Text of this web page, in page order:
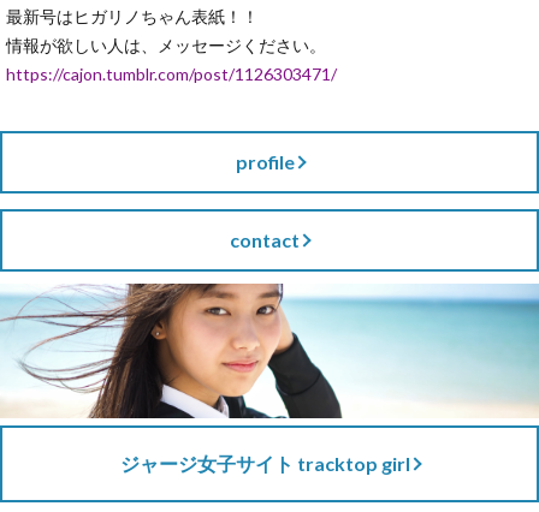
最新号はヒガリノちゃん表紙！！
情報が欲しい人は、メッセージください。
https://cajon.tumblr.com/post/1126303471/
profile
contact
ジャージ女子サイト tracktop girl